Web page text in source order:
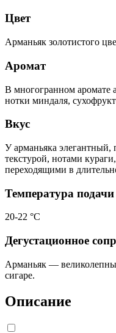
Цвет
Арманьяк золотистого
Аромат
В многогранном аромате
нотки миндаля,
Вкус
У арманьяка
текстурой, нотами
переходящими в
Температура подачи
20-22 °С
Дегустационное
Арманьяк —
сигаре.
Описание